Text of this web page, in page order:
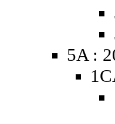
5A :